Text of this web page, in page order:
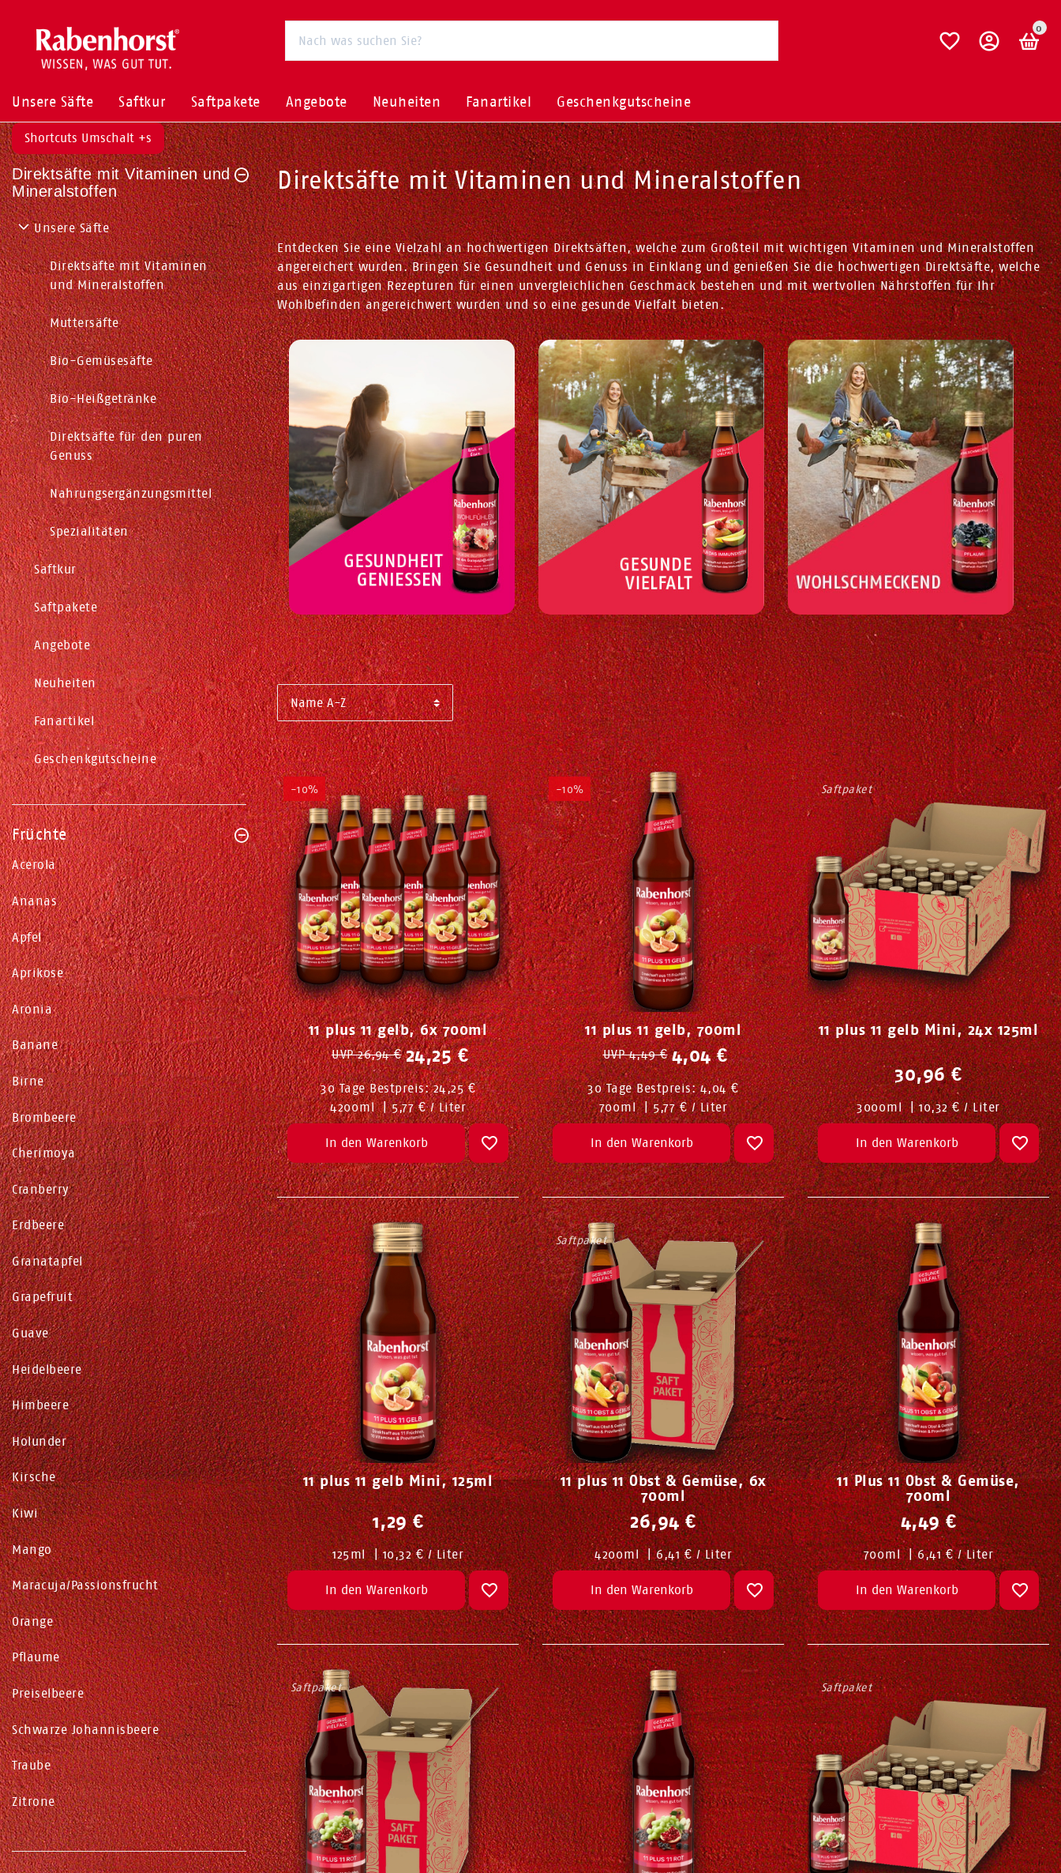
0
Unsere Säfte Saftkur Saftpakete Angebote Neuheiten Fanartikel Geschenkgutscheine
Shortcuts Umschalt +s
Direktsäfte mit Vitaminen und
Mineralstoffen
Unsere Säfte
Direktsäfte mit Vitaminen
und Mineralstoffen
Muttersäfte
Bio-Gemüsesäfte
Bio-Heißgetränke
Direktsäfte für den puren
Genuss
Nahrungsergänzungsmittel
Spezialitäten
Saftkur
Saftpakete
Angebote
Neuheiten
Fanartikel
Geschenkgutscheine
Früchte
Acerola
Ananas
Apfel
Aprikose
Aronia
Banane
Birne
Brombeere
Cherimoya
Cranberry
Erdbeere
Granatapfel
Grapefruit
Guave
Heidelbeere
Himbeere
Holunder
Kirsche
Kiwi
Mango
Maracuja/Passionsfrucht
Orange
Pflaume
Preiselbeere
Schwarze Johannisbeere
Traube
Zitrone
Direktsäfte mit Vitaminen und Mineralstoffen
Entdecken Sie eine Vielzahl an hochwertigen Direktsäften, welche zum Großteil mit wichtigen Vitaminen und Mineralstoffen
angereichert wurden. Bringen Sie Gesundheit und Genuss in Einklang und genießen Sie die hochwertigen Direktsäfte, welche
aus einzigartigen Rezepturen für einen unvergleichlichen Geschmack bestehen und mit wertvollen Nährstoffen für Ihr
Wohlbefinden angereichwert wurden und so eine gesunde Vielfalt bieten.
-10%
11 plus 11 gelb, 6x 700ml
UVP 26,94 € 24,25 €
30 Tage Bestpreis:24,25 €
4200 ml | 5,77 € / Liter
In den Warenkorb
-10%
11 plus 11 gelb, 700ml
UVP 4,49 € 4,04 €
30 Tage Bestpreis:4,04 €
700 ml | 5,77 € / Liter
In den Warenkorb
Saftpaket
11 plus 11 gelb Mini, 24x 125ml
30,96 €
3000 ml | 10,32 € / Liter
In den Warenkorb
11 plus 11 gelb Mini, 125ml
1,29 €
125 ml | 10,32 € / Liter
In den Warenkorb
Saftpaket
11 plus 11 Obst & Gemüse, 6x
700ml
26,94 €
4200 ml | 6,41 € / Liter
In den Warenkorb
11 Plus 11 Obst & Gemüse,
700ml
4,49 €
700 ml | 6,41 € / Liter
In den Warenkorb
Saftpaket Saftpaket